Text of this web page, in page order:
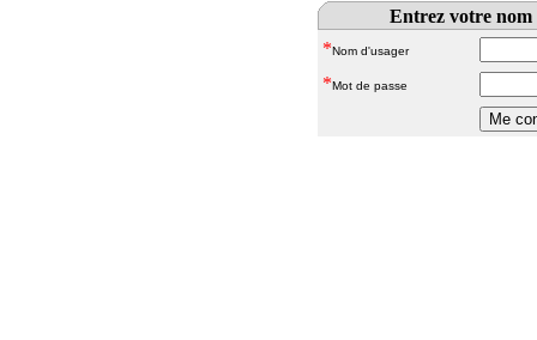
Entrez votre nom
*Nom d'usager
*Mot de passe